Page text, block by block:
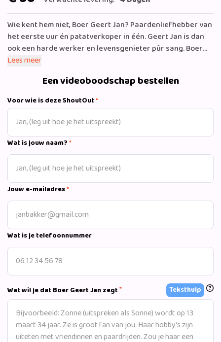
Wie kent hem niet, Boer Geert Jan? Paardenliefhebber van
het eerste uur én patatverkoper in één. Geert Jan is dan
ook een harde werker en levensgenieter pûr sang. Boer
Geert Jan komt regelmatig op TV, maar is vooral bezig met
z'n raap. Dat is Boer Geert Jan, nu te boeken bij ShoutOut!
Lees meer
Een videoboodschap bestellen
Voor wie is deze ShoutOut*
Wat is jouw naam?*
Jouw e-mailadres*
Wat is je telefoonnummer
Wat wil je dat Boer Geert Jan zegt* Teksthulp